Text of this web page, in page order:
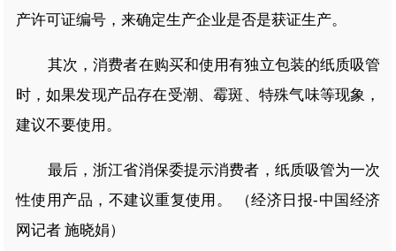
产许可证编号，来确定生产企业是否是获证生产。
其次，消费者在购买和使用有独立包装的纸质吸管
时，如果发现产品存在受潮、霉斑、特殊气味等现象，
建议不要使用。
最后，浙江省消保委提示消费者，纸质吸管为一次
性使用产品，不建议重复使用。 （经济日报-中国经济
网记者 施晓娟）